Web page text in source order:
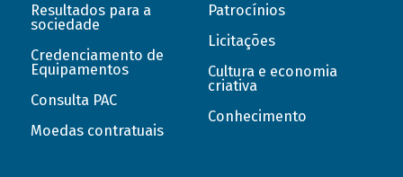
Resultados para a
sociedade
Credenciamento de
Equipamentos
Consulta PAC
Moedas contratuais
Patrocínios
Licitações
Cultura e economia
criativa
Conhecimento